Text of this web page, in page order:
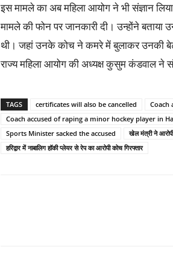
इस मामले का अब महिला आयोग ने भी संज्ञान
मामले की फोन पर जानकारी दी। उन्होंने
थी। जहां उनके कोच ने कमरे में बुलाकर उनकी
राज्य महिला आयोग की अध्यक्ष कुसुम कंडवाल ने
TAGS certificates will also be cancelled
Coach
Coach accused of raping a minor hockey player in
Sports Minister sacked the accused
खेल मंत्री ने आरोपी
हरिद्वार में नाबालिग हॉकी प्लेयर से रेप का आरोपी कोच गिरफ्तार